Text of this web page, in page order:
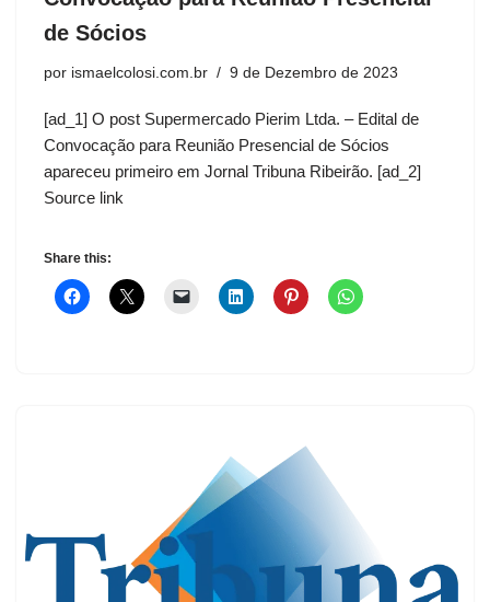
de Sócios
por ismaelcolosi.com.br 9 de Dezembro de 2023
[ad_1] O post Supermercado Pierim Ltda. – Edital de
Convocação para Reunião Presencial de Sócios
apareceu primeiro em Jornal Tribuna Ribeirão. [ad_2]
Source link
Share this: